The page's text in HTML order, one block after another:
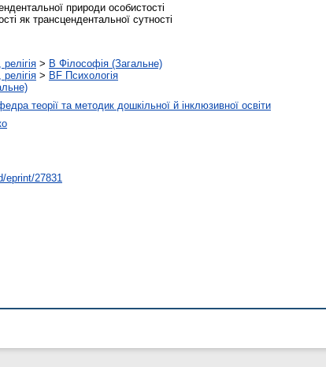
природи особистості
як трансцендентальної сутності
> B Філософія (Загальне)
> BF Психологія
теорії та методик дошкільної й інклюзивної освіти
eprint/27831